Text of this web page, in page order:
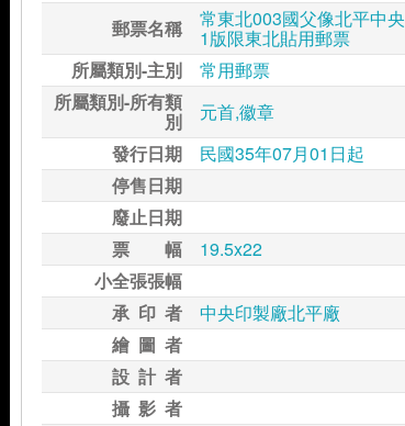
郵票名稱
常東北003國父像北平中央
1版限東北貼用郵票
所屬類別-主別
常用郵票
所屬類別-所有類
別
元首,徽章
發行日期
民國35年07月01日起
停售日期
廢止日期
票 幅
19.5x22
小全張張幅
承 印 者
中央印製廠北平廠
繪 圖 者
設 計 者
攝 影 者